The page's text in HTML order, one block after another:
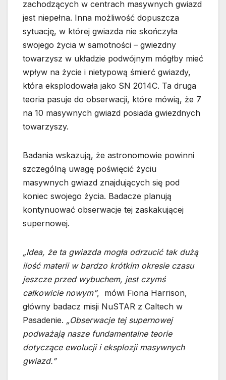
zachodzących w centrach masywnych gwiazd
jest niepełna. Inna możliwość dopuszcza
sytuację, w której gwiazda nie skończyła
swojego życia w samotności – gwiezdny
towarzysz w układzie podwójnym mógłby mieć
wpływ na życie i nietypową śmierć gwiazdy,
która eksplodowała jako SN 2014C. Ta druga
teoria pasuje do obserwacji, które mówią, że 7
na 10 masywnych gwiazd posiada gwiezdnych
towarzyszy.
Badania wskazują, że astronomowie powinni
szczególną uwagę poświęcić życiu
masywnych gwiazd znajdujących się pod
koniec swojego życia. Badacze planują
kontynuować obserwacje tej zaskakującej
supernowej.
„Idea, że ta gwiazda mogła odrzucić tak dużą
ilość materii w bardzo krótkim okresie czasu
jeszcze przed wybuchem, jest czymś
całkowicie nowym”, mówi Fiona Harrison,
główny badacz misji NuSTAR z Caltech w
Pasadenie. „Obserwacje tej supernowej
podważają nasze fundamentalne teorie
dotyczące ewolucji i eksplozji masywnych
gwiazd.”